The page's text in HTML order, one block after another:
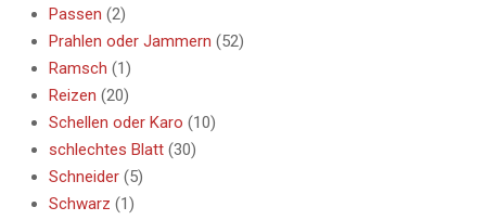
Passen (2)
Prahlen oder Jammern (52)
Ramsch (1)
Reizen (20)
Schellen oder Karo (10)
schlechtes Blatt (30)
Schneider (5)
Schwarz (1)